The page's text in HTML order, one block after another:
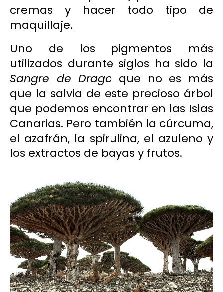
cremas y hacer todo tipo de
maquillaje.
Uno de los pigmentos más
utilizados durante siglos ha sido la
Sangre de Drago que no es más
que la salvia de este precioso árbol
que podemos encontrar en las Islas
Canarias. Pero también la cúrcuma,
el azafrán, la spirulina, el azuleno y
los extractos de bayas y frutos.